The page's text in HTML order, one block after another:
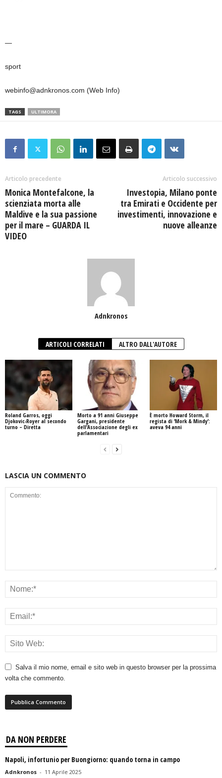
—
sport
webinfo@adnkronos.com (Web Info)
TAGS ULTIMORA
Articolo precedente
Monica Montefalcone, la
scienziata morta alle
Maldive e la sua passione
per il mare – GUARDA IL
VIDEO
Articolo successivo
Investopia, Milano ponte
tra Emirati e Occidente per
investimenti, innovazione e
nuove alleanze
Adnkronos
ARTICOLI CORRELATI ALTRO DALL'AUTORE
Roland Garros, oggi
Djokovic-Royer al secondo
turno – Diretta
Morto a 91 anni Giuseppe
Gargani, presidente
dell’Associazione degli ex
parlamentari
È morto Howard Storm, il
regista di ‘Mork & Mindy’:
aveva 94 anni
LASCIA UN COMMENTO
Salva il mio nome, email e sito web in questo browser per la prossima
volta che commento.
DA NON PERDERE
Napoli, infortunio per Buongiorno: quando torna in campo
Adnkronos - 11 Aprile 2025